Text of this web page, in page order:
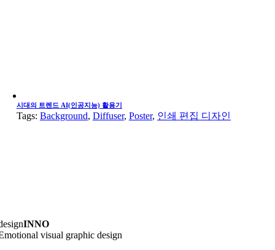
시대의 트렌드 AI(인공지능) 활용기
Tags: Background, Diffuser, Poster, 인쇄 편집 디자인
INNO
visual graphic design